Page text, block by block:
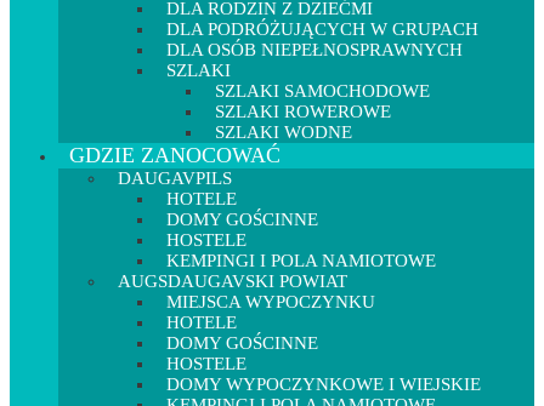
DLA RODZIN Z DZIEĆMI
DLA PODRÓŻUJĄCYCH W GRUPACH
DLA OSÓB NIEPEŁNOSPRAWNYCH
SZLAKI
SZLAKI SAMOCHODOWE
SZLAKI ROWEROWE
SZLAKI WODNE
GDZIE ZANOCOWAĆ
DAUGAVPILS
HOTELE
DOMY GOŚCINNE
HOSTELE
KEMPINGI I POLA NAMIOTOWE
AUGSDAUGAVSKI POWIAT
MIEJSCA WYPOCZYNKU
HOTELE
DOMY GOŚCINNE
HOSTELE
DOMY WYPOCZYNKOWE I WIEJSKIE